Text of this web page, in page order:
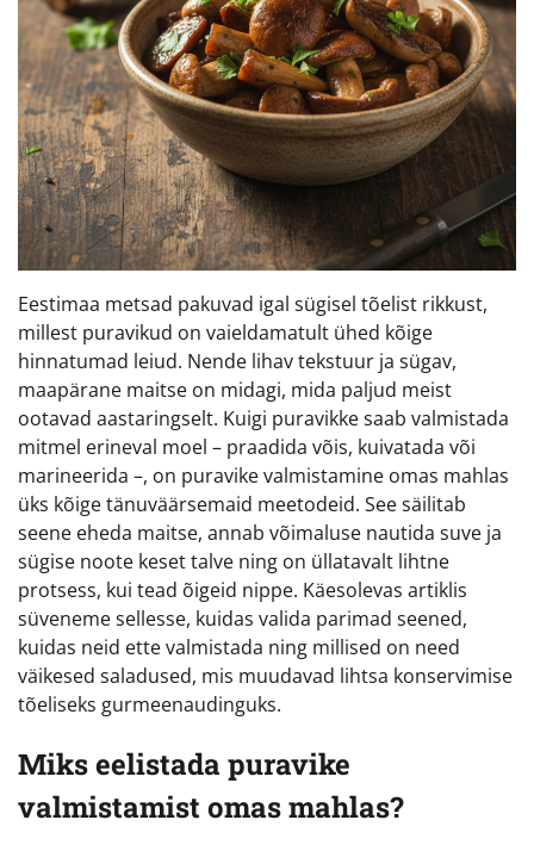
Eestimaa metsad pakuvad igal sügisel tõelist rikkust,
millest puravikud on vaieldamatult ühed kõige
hinnatumad leiud. Nende lihav tekstuur ja sügav,
maapärane maitse on midagi, mida paljud meist
ootavad aastaringselt. Kuigi puravikke saab valmistada
mitmel erineval moel – praadida võis, kuivatada või
marineerida –, on puravike valmistamine omas mahlas
üks kõige tänuväärsemaid meetodeid. See säilitab
seene eheda maitse, annab võimaluse nautida suve ja
sügise noote keset talve ning on üllatavalt lihtne
protsess, kui tead õigeid nippe. Käesolevas artiklis
süveneme sellesse, kuidas valida parimad seened,
kuidas neid ette valmistada ning millised on need
väikesed saladused, mis muudavad lihtsa konservimise
tõeliseks gurmeenaudinguks.
Miks eelistada puravike
valmistamist omas mahlas?